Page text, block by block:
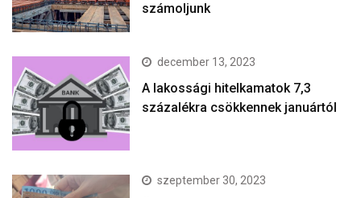
számoljunk
december 13, 2023
A lakossági hitelkamatok 7,3
százalékra csökkennek januártól
szeptember 30, 2023